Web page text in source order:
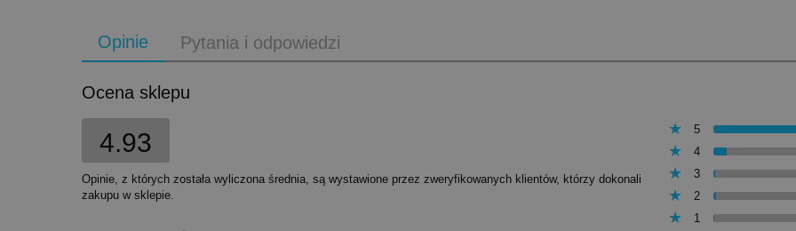
Opinie Pytania i odpowiedzi
Ocena sklepu
4.93
Opinie, z których została wyliczona średnia, są wystawione przez zweryfikowanych klientów, którzy dokonali
zakupu w sklepie.
5
4
3
2
1